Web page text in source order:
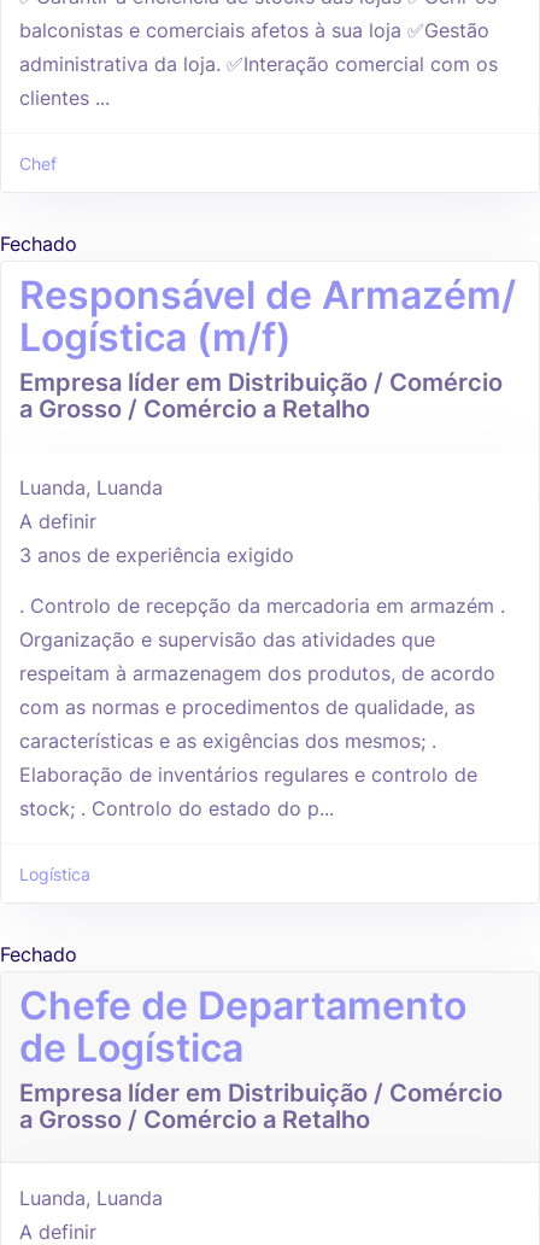
balconistas e comerciais afetos à sua loja ✅Gestão
administrativa da loja. ✅Interação comercial com os
clientes ...
Chef
Fechado
Responsável de Armazém/
Logística (m/f)
Empresa líder em Distribuição / Comércio
a Grosso / Comércio a Retalho
Luanda, Luanda
A definir
3 anos de experiência exigido
. Controlo de recepção da mercadoria em armazém .
Organização e supervisão das atividades que
respeitam à armazenagem dos produtos, de acordo
com as normas e procedimentos de qualidade, as
características e as exigências dos mesmos; .
Elaboração de inventários regulares e controlo de
stock; . Controlo do estado do p...
Logística
Fechado
Chefe de Departamento
de Logística
Empresa líder em Distribuição / Comércio
a Grosso / Comércio a Retalho
Luanda, Luanda
A definir